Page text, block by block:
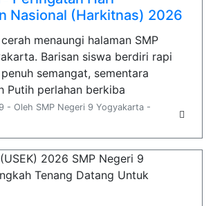
Nasional (Harkitnas) 2026
menaungi halaman SMP
Barisan siswa berdiri rapi
semangat, sementara
Putih perlahan berkiba
- Oleh SMP Negeri 9 Yogyakarta -